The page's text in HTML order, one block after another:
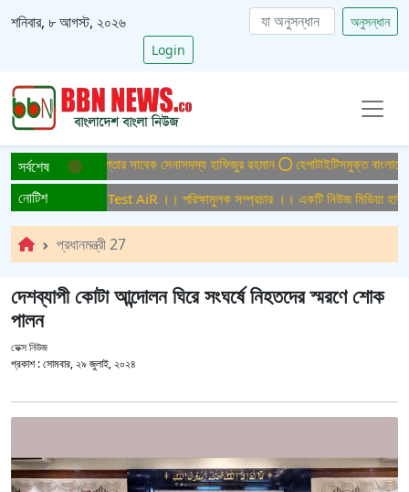
শনিবার, ৮ আগস্ট, ২০২৬
অনুসন্ধান
Login
সর্বশেষফের গ্রেপ্তার সাবেক সেনাসদস্য হাফিজুর রহমান হেপাটাইটিসমুক্ত বাংলাদেশ
নোটিশ
সম্প্রচার ।। Test AiR ।। পরিক্ষামুলক সম্প্রচার ।। একটি নিউজ মিডিয়া
প্রধানমন্ত্রী 27
দেশব্যাপী কোটা আন্দোলন ঘিরে সংঘর্ষে নিহতদের স্মরণে শোক
পালন
ডেক্স নিউজ
প্রকাশ :সোমবার, ২৯ জুলাই, ২০২৪